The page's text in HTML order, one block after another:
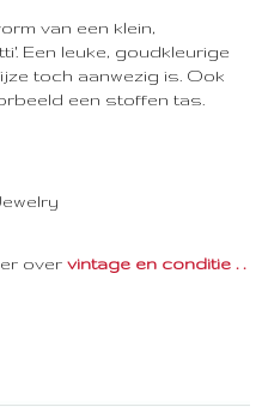
van een klein,
Een leuke, goudkleurige
toch aanwezig is. Ook
een stoffen tas.
over vintage en conditie . . . .